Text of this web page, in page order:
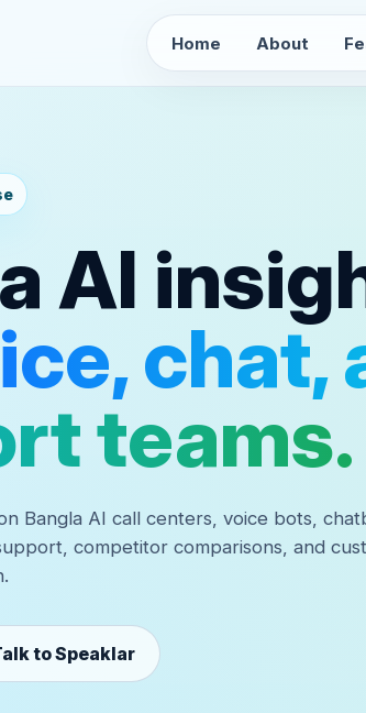
Home About
AI
chat,
teams.
Bangla AI call centers, voice bots,
competitor comparisons, and
to Speaklar